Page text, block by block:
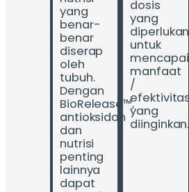
yang
benar-
benar
diserap
oleh
tubuh.
Dengan
BioRelease™,
antioksidan
dan
nutrisi
penting
lainnya
dapat
dosis
yang
diperlukan
untuk
mencapai
manfaat
/
efektivitas
yang
diinginkan.